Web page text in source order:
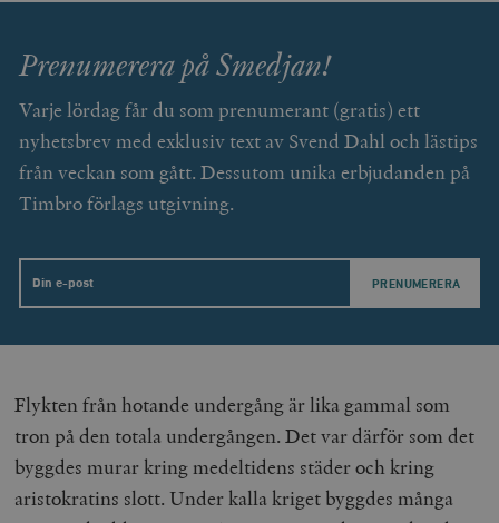
Prenumerera på Smedjan!
Varje lördag får du som prenumerant (gratis) ett
nyhetsbrev med exklusiv text av Svend Dahl och lästips
från veckan som gått. Dessutom unika erbjudanden på
Timbro förlags utgivning.
Email
Flykten från hotande undergång är lika gammal som
tron på den totala undergången. Det var därför som det
byggdes murar kring medeltidens städer och kring
aristokratins slott. Under kalla kriget byggdes många